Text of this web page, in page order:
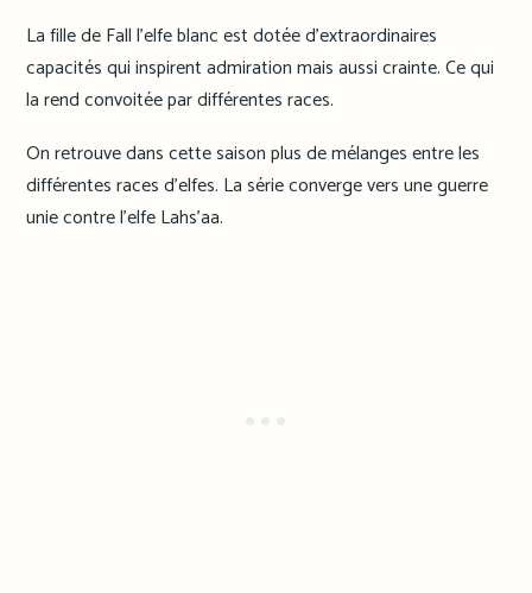
La fille de Fall l’elfe blanc est dotée d’extraordinaires
capacités qui inspirent admiration mais aussi crainte. Ce qui
la rend convoitée par différentes races.
On retrouve dans cette saison plus de mélanges entre les
différentes races d’elfes. La série converge vers une guerre
unie contre l’elfe Lahs’aa.